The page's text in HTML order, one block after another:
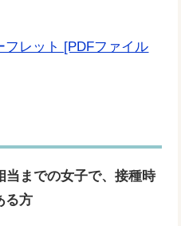
レット [PDFファイル
までの女子で、接種時
る方